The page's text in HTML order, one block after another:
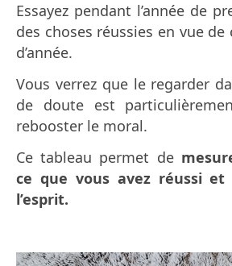
Essayez pendant l’année de
des choses réussies en vue
d’année.
Vous verrez que le regarder
de doute est
rebooster le moral.
Ce tableau permet de
ce que vous avez réussi
l’esprit.